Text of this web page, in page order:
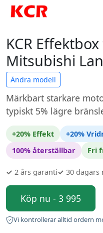
KCR
Mitsubishi
Ändra modell
Märkbart starkare
typiskt 5% lägre
+20% Effekt +20%
100% återställbar
Fri
✓ 2 års garanti✓ 30 dagars
Köp nu - 3 995
Vi kontrollerar alltid ordern